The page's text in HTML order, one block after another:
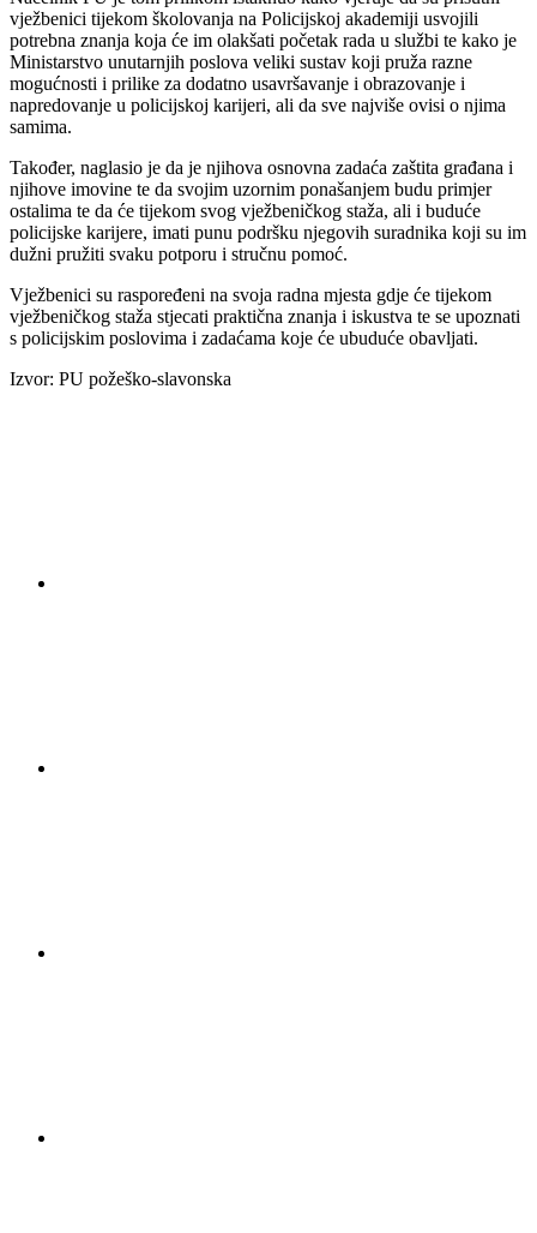
vježbenici tijekom školovanja na Policijskoj akademiji usvojili
potrebna znanja koja će im olakšati početak rada u službi te kako je
Ministarstvo unutarnjih poslova veliki sustav koji pruža razne
mogućnosti i prilike za dodatno usavršavanje i obrazovanje i
napredovanje u policijskoj karijeri, ali da sve najviše ovisi o njima
samima.
Također, naglasio je da je njihova osnovna zadaća zaštita građana i
njihove imovine te da svojim uzornim ponašanjem budu primjer
ostalima te da će tijekom svog vježbeničkog staža, ali i buduće
policijske karijere, imati punu podršku njegovih suradnika koji su im
dužni pružiti svaku potporu i stručnu pomoć.
Vježbenici su raspoređeni na svoja radna mjesta gdje će tijekom
vježbeničkog staža stjecati praktična znanja i iskustva te se upoznati
s policijskim poslovima i zadaćama koje će ubuduće obavljati.
Izvor: PU požeško-slavonska